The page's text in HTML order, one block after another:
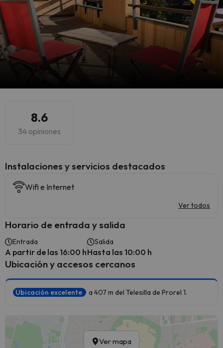
8.6
34 opiniones
Instalaciones y servicios destacados
Wifi e Internet
Ver todos
Horario de entrada y salida
Entrada
A partir de las 16:00 h
Salida
Hasta las 10:00 h
Ubicación y accesos cercanos
Ubicación excelente a 407 m del Telesilla de Prorel 1.
Ver mapa